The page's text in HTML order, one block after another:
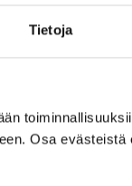
Tietoja
Osa evästeistä